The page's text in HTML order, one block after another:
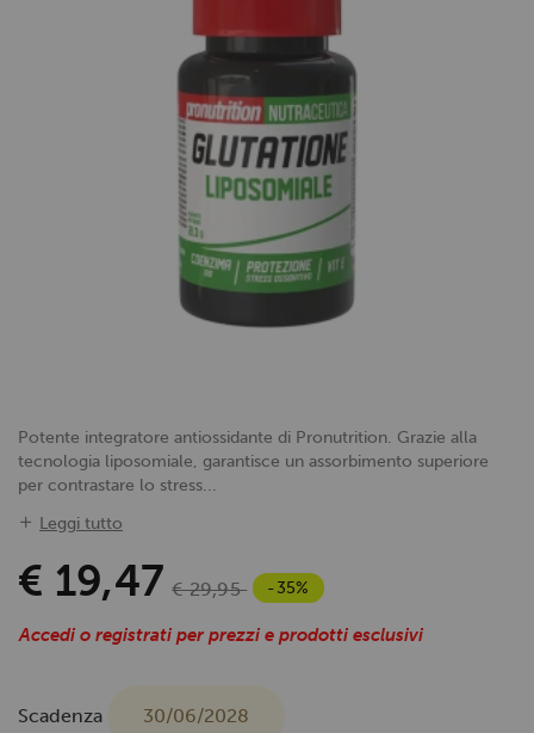
Potente integratore antiossidante di Pronutrition. Grazie alla
tecnologia liposomiale, garantisce un assorbimento superiore
per contrastare lo stress...
Leggi tutto
€ 19,47 € 29,95 -35%
Accedi o registrati per prezzi e prodotti esclusivi
Scadenza 30/06/2028